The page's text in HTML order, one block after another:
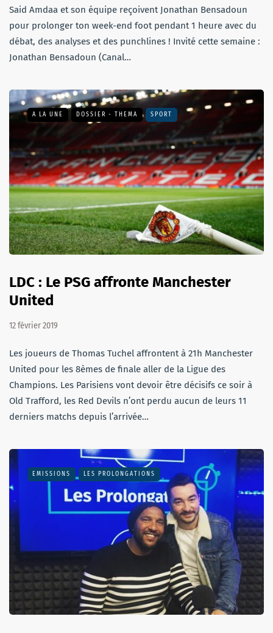
Said Amdaa et son équipe reçoivent Jonathan Bensadoun
pour prolonger ton week-end foot pendant 1 heure avec du
débat, des analyses et des punchlines ! Invité cette semaine :
Jonathan Bensadoun (Canal…
A LA UNE DOSSIER - THEMA SPORT
LDC : Le PSG affronte Manchester
United
12 février 2019
Les joueurs de Thomas Tuchel affrontent à 21h Manchester
United pour les 8èmes de finale aller de la Ligue des
Champions. Les Parisiens vont devoir être décisifs ce soir à
Old Trafford, les Red Devils n’ont perdu aucun de leurs 11
derniers matchs depuis l’arrivée…
EMISSIONS LES PROLONGATIONS